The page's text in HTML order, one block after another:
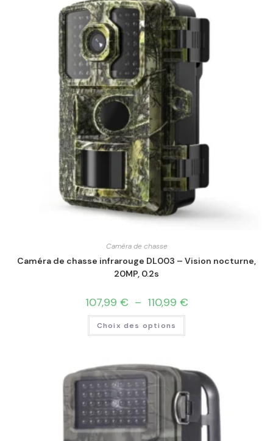
Caméra de chasse
Caméra de chasse infrarouge DL003 – Vision nocturne,
20MP, 0.2s
107,99 € – 110,99 €
Choix des options